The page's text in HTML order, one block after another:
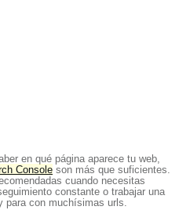
en qué página aparece tu web,
Console son más que suficientes.
cuando necesitas
constante o trabajar una
para con muchísimas urls.